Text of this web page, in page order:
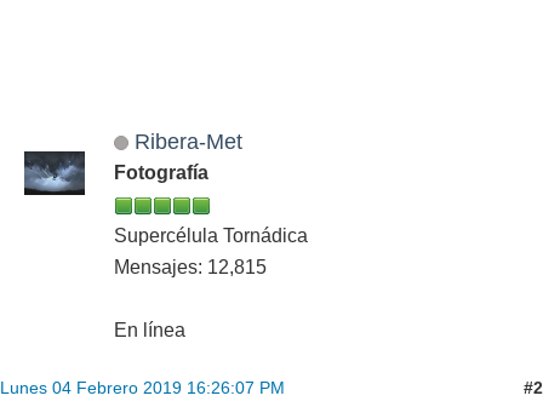
Ribera-Met
Fotografía
Supercélula Tornádica
Mensajes: 12,815
En línea
Lunes 04 Febrero 2019 16:26:07 PM #2